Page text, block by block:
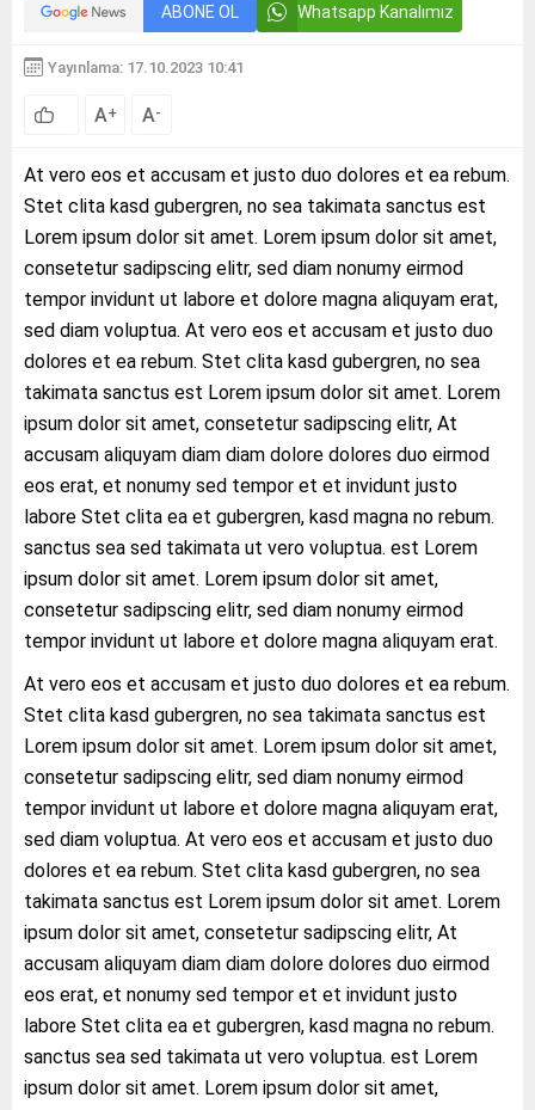
ABONE OL Whatsapp Kanalımız
Yayınlama: 17.10.2023 10:41
A+ A-
At vero eos et accusam et justo duo dolores et ea rebum.
Stet clita kasd gubergren, no sea takimata sanctus est
Lorem ipsum dolor sit amet. Lorem ipsum dolor sit amet,
consetetur sadipscing elitr, sed diam nonumy eirmod
tempor invidunt ut labore et dolore magna aliquyam erat,
sed diam voluptua. At vero eos et accusam et justo duo
dolores et ea rebum. Stet clita kasd gubergren, no sea
takimata sanctus est Lorem ipsum dolor sit amet. Lorem
ipsum dolor sit amet, consetetur sadipscing elitr, At
accusam aliquyam diam diam dolore dolores duo eirmod
eos erat, et nonumy sed tempor et et invidunt justo
labore Stet clita ea et gubergren, kasd magna no rebum.
sanctus sea sed takimata ut vero voluptua. est Lorem
ipsum dolor sit amet. Lorem ipsum dolor sit amet,
consetetur sadipscing elitr, sed diam nonumy eirmod
tempor invidunt ut labore et dolore magna aliquyam erat.
At vero eos et accusam et justo duo dolores et ea rebum.
Stet clita kasd gubergren, no sea takimata sanctus est
Lorem ipsum dolor sit amet. Lorem ipsum dolor sit amet,
consetetur sadipscing elitr, sed diam nonumy eirmod
tempor invidunt ut labore et dolore magna aliquyam erat,
sed diam voluptua. At vero eos et accusam et justo duo
dolores et ea rebum. Stet clita kasd gubergren, no sea
takimata sanctus est Lorem ipsum dolor sit amet. Lorem
ipsum dolor sit amet, consetetur sadipscing elitr, At
accusam aliquyam diam diam dolore dolores duo eirmod
eos erat, et nonumy sed tempor et et invidunt justo
labore Stet clita ea et gubergren, kasd magna no rebum.
sanctus sea sed takimata ut vero voluptua. est Lorem
ipsum dolor sit amet. Lorem ipsum dolor sit amet,